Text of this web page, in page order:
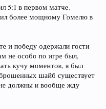
5:1 в первом матче.
более мощному Гомелю в
и победу одержали гости
не особо по игре был,
кучу моментов, я был
шайб существует
должны и вообще жду